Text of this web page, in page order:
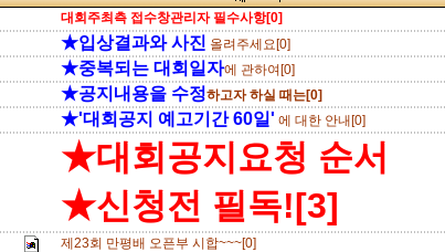
대회주최측 접수창관리자 필수사항[0]
★입상결과와 사진 올려주세요[0]
★중복되는 대회일자에 관하여[0]
★공지내용을 수정하고자 하실 때는[0]
★'대회공지 예고기간 60일' 에 대한 안내[0]
★대회공지요청 순서
★신청전 필독![3]
제23회 만평배 오픈부 시합~~~[0]